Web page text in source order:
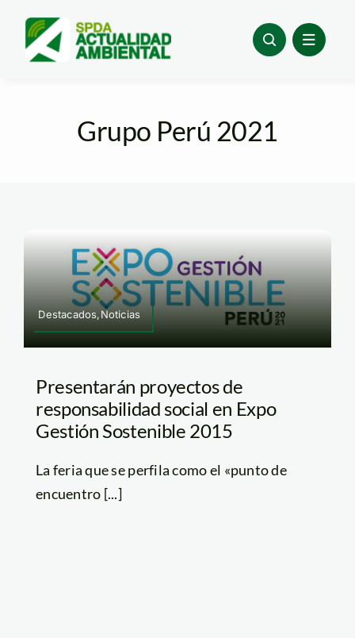
content
Grupo Perú 2021
Destacados,Noticias
Presentarán proyectos de
responsabilidad social en Expo
Gestión Sostenible 2015
La feria que se perfila como el «punto de
encuentro [...]